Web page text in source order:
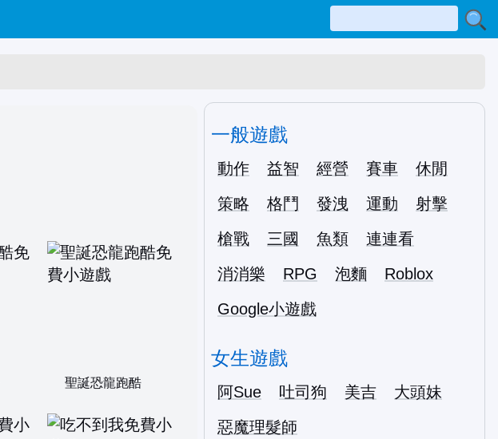
聖誕恐龍跑酷
一般遊戲
動作 益智 經營 賽車
休閒
策略
格鬥 發洩 運動
射擊
槍戰
三國 魚類
連連看
消消樂
RPG 泡麵
Roblox
Google小遊戲
女生遊戲
阿Sue 吐司狗 美吉
大頭妹
惡魔理髮師